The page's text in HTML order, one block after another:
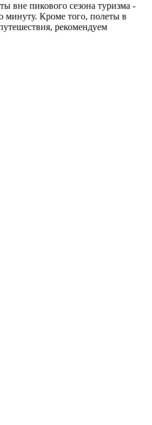
вне пикового сезона туризма -
минуту. Кроме того, полеты в
рекомендуем